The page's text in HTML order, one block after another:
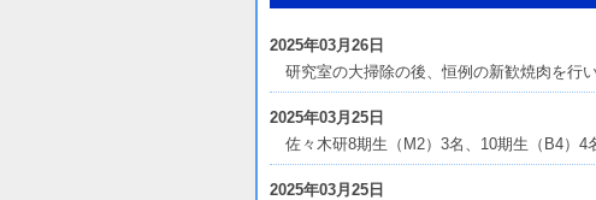
2025年03月26日
研究室の大掃除の後、恒例の新歓焼肉を行い
2025年03月25日
佐々木研8期生（M2）3名、10期生（B4）4
2025年03月25日